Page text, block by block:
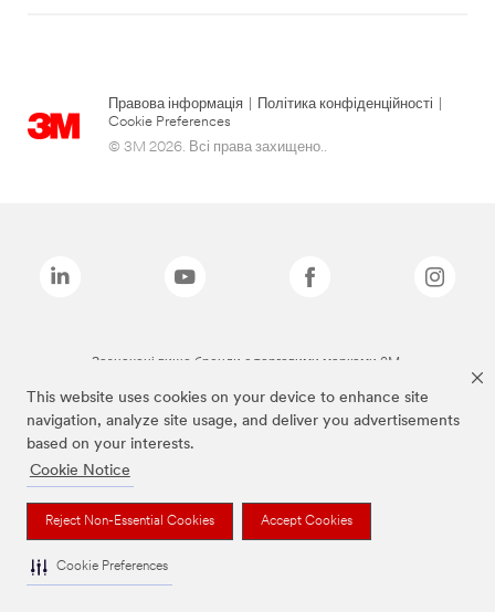
This website uses cookies on your device to enhance site
navigation, analyze site usage, and deliver you advertisements
based on your interests.
Cookie Notice
Reject Non-Essential Cookies Accept Cookies
Cookie Preferences
Правова інформація Політика конфіденційності
Cookie Preferences
© 3M 2026. Всі права захищено..
Зазначені вище бренди є торговими марками 3M.